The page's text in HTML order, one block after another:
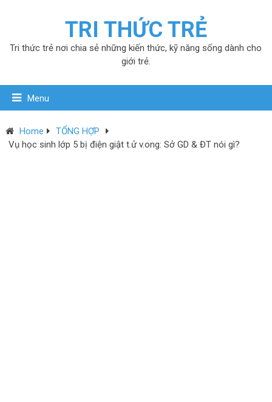
TRI THỨC TRẺ
Tri thức trẻ nơi chia sẻ những kiến thức, kỹ năng sống dành cho
giới trẻ.
Menu
Home
TỔNG HỢP
Vụ học sinh lớp 5 bị điện giật t.ử v.ong: Sở GD & ĐT nói gì?